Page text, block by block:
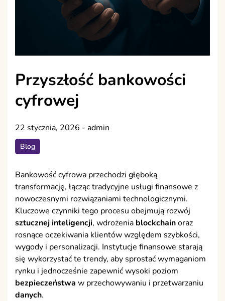
Przyszłość bankowości
cyfrowej
22 stycznia, 2026 - admin
Blog
Bankowość cyfrowa przechodzi głęboką
transformację, łącząc tradycyjne usługi finansowe z
nowoczesnymi rozwiązaniami technologicznymi.
Kluczowe czynniki tego procesu obejmują rozwój
sztucznej inteligencji, wdrożenia blockchainoraz
rosnące oczekiwania klientów względem szybkości,
wygody i personalizacji. Instytucje finansowe starają
się wykorzystać te trendy, aby sprostać wymaganiom
rynku i jednocześnie zapewnić wysoki poziom
bezpieczeństwa w przechowywaniu i przetwarzaniu
danych.